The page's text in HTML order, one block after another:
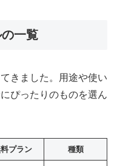
一覧
きました。用途や使い
ぴったりのものを選ん
プラン 種類